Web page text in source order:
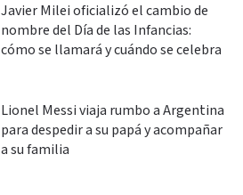
Javier Milei oficializó el cambio de
nombre del Día de las Infancias:
cómo se llamará y cuándo se celebra
Lionel Messi viaja rumbo a Argentina
para despedir a su papá y acompañar
a su familia